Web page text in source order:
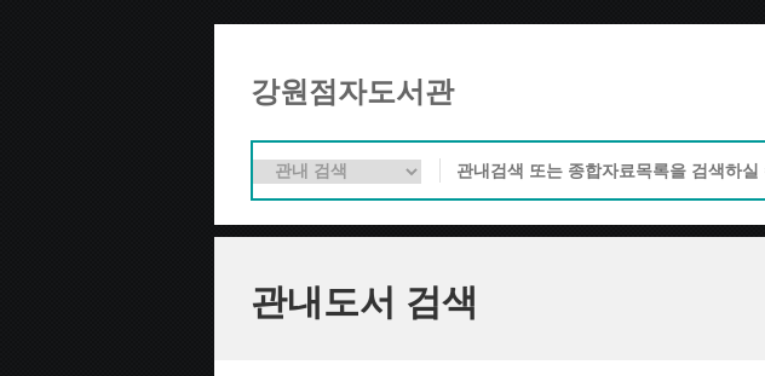
강원점자도서관
관내도서 검색